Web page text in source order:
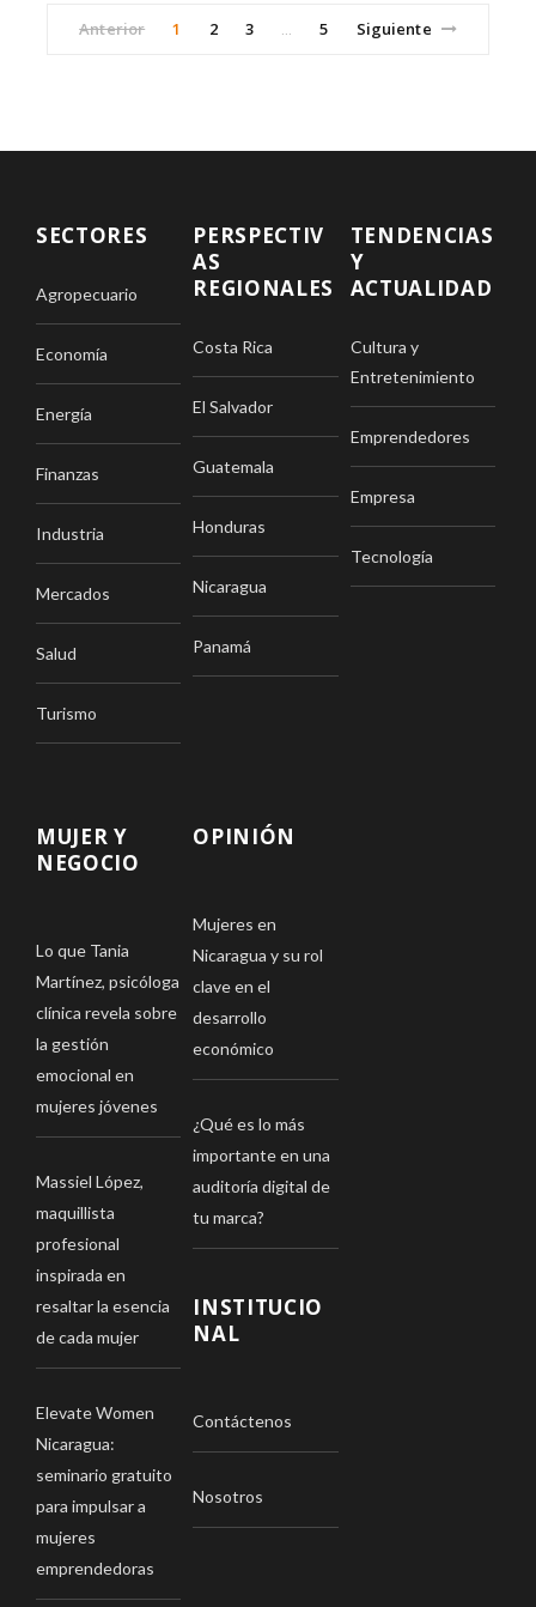
Anterior 1 2 3 5 Siguiente
SECTORES
Agropecuario
Economía
Energía
Finanzas
Industria
Mercados
Salud
Turismo
PERSPECTIV
AS
REGIONALES
Costa Rica
El Salvador
Guatemala
Honduras
Nicaragua
Panamá
TENDENCIAS
Y
ACTUALIDAD
Cultura y
Entretenimiento
Emprendedores
Empresa
Tecnología
MUJER Y
NEGOCIO
Lo que Tania
Martínez, psicóloga
clínica revela sobre
la gestión
emocional en
mujeres jóvenes
Massiel López,
maquillista
profesional
inspirada en
resaltar la esencia
de cada mujer
Elevate Women
Nicaragua:
seminario gratuito
para impulsar a
mujeres
emprendedoras
OPINIÓN
Mujeres en
Nicaragua y su rol
clave en el
desarrollo
económico
¿Qué es lo más
importante en una
auditoría digital de
tu marca?
INSTITUCIO
NAL
Contáctenos
Nosotros